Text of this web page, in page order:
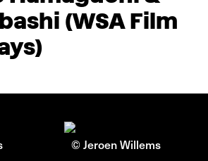
(WSA Film
© Jeroen Willems